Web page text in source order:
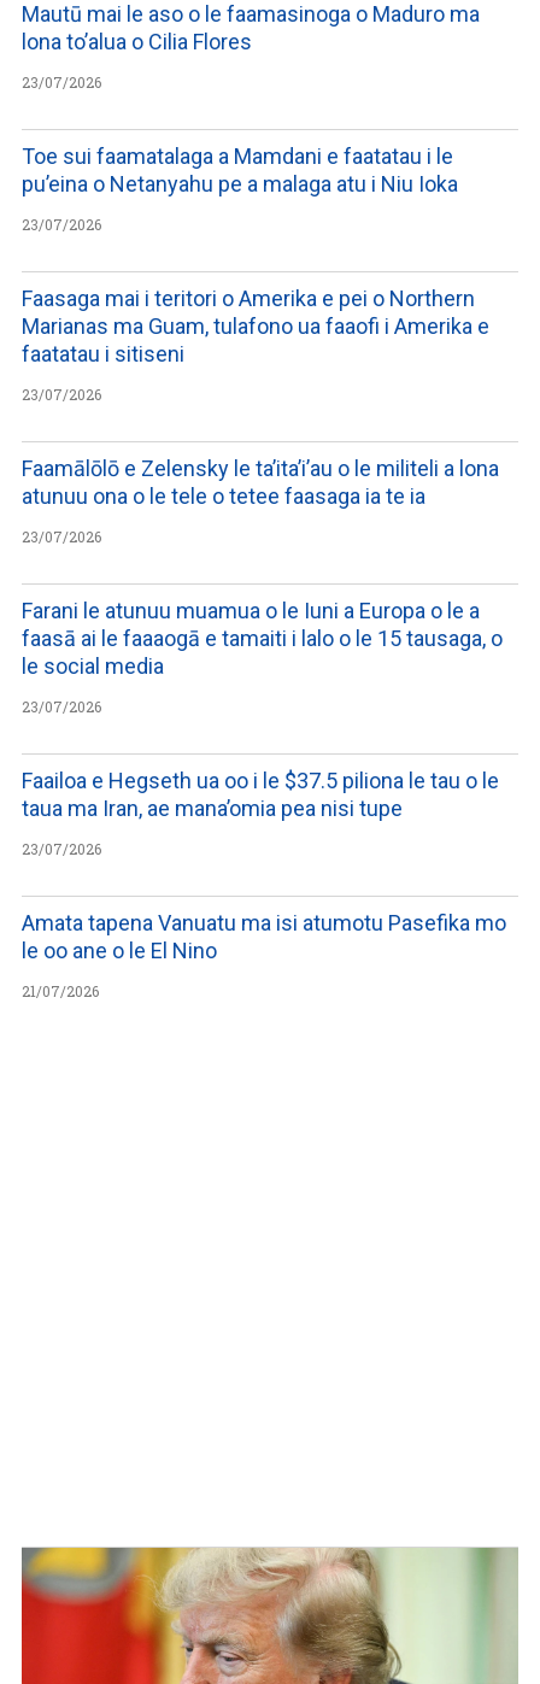
Mautū mai le aso o le faamasinoga o Maduro ma
lona to’alua o Cilia Flores
23/07/2026
Toe sui faamatalaga a Mamdani e faatatau i le
pu’eina o Netanyahu pe a malaga atu i Niu Ioka
23/07/2026
Faasaga mai i teritori o Amerika e pei o Northern
Marianas ma Guam, tulafono ua faaofi i Amerika e
faatatau i sitiseni
23/07/2026
Faamālōlō e Zelensky le ta’ita’i’au o le militeli a lona
atunuu ona o le tele o tetee faasaga ia te ia
23/07/2026
Farani le atunuu muamua o le Iuni a Europa o le a
faasā ai le faaaogā e tamaiti i lalo o le 15 tausaga, o
le social media
23/07/2026
Faailoa e Hegseth ua oo i le $37.5 piliona le tau o le
taua ma Iran, ae mana’omia pea nisi tupe
23/07/2026
Amata tapena Vanuatu ma isi atumotu Pasefika mo
le oo ane o le El Nino
21/07/2026